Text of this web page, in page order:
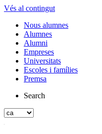
Vés al contingut
Nous alumnes
Alumnes
Alumni
Empreses
Universitats
Escoles i famílies
Premsa
Search